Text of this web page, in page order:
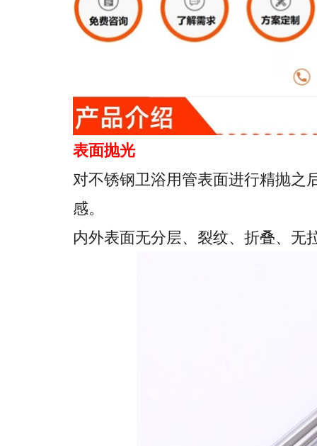
表面抛光
对不锈钢卫浴用管表面进行精抛之
感。
内外表面无分层、裂纹、折叠、无